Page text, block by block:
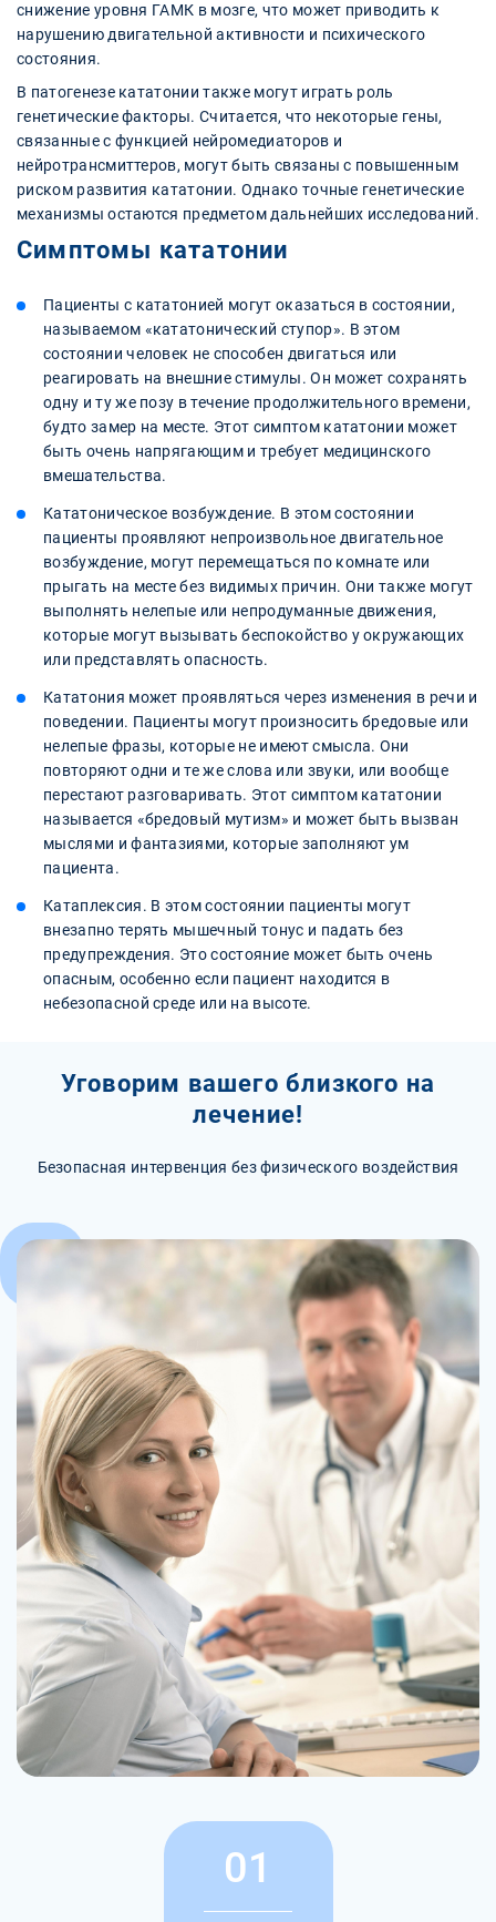
снижение уровня ГАМК в мозге, что может приводить к
нарушению двигательной активности и психического
состояния.
В патогенезе кататонии также могут играть роль
генетические факторы. Считается, что некоторые гены,
связанные с функцией нейромедиаторов и
нейротрансмиттеров, могут быть связаны с повышенным
риском развития кататонии. Однако точные генетические
механизмы остаются предметом дальнейших исследований.
Симптомы кататонии
Пациенты с кататонией могут оказаться в состоянии,
называемом «кататонический ступор». В этом
состоянии человек не способен двигаться или
реагировать на внешние стимулы. Он может сохранять
одну и ту же позу в течение продолжительного времени,
будто замер на месте. Этот симптом кататонии может
быть очень напрягающим и требует медицинского
вмешательства.
Кататоническое возбуждение. В этом состоянии
пациенты проявляют непроизвольное двигательное
возбуждение, могут перемещаться по комнате или
прыгать на месте без видимых причин. Они также могут
выполнять нелепые или непродуманные движения,
которые могут вызывать беспокойство у окружающих
или представлять опасность.
Кататония может проявляться через изменения в речи и
поведении. Пациенты могут произносить бредовые или
нелепые фразы, которые не имеют смысла. Они
повторяют одни и те же слова или звуки, или вообще
перестают разговаривать. Этот симптом кататонии
называется «бредовый мутизм» и может быть вызван
мыслями и фантазиями, которые заполняют ум
пациента.
Катаплексия. В этом состоянии пациенты могут
внезапно терять мышечный тонус и падать без
предупреждения. Это состояние может быть очень
опасным, особенно если пациент находится в
небезопасной среде или на высоте.
Уговорим вашего близкого на
лечение!
Безопасная интервенция без физического воздействия
01